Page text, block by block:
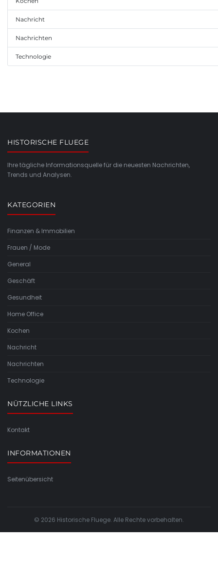
Nachricht
Nachrichten
Technologie
HISTORISCHE FLUEGE
Ihre tägliche Informationsquelle für die neuesten Nachrichten,
Trends und Analysen.
KATEGORIEN
Finanzen & Immobilien
Frauen / Mode
General
Geschäft
Gesundheit
Home Office
Kochen
Nachricht
Nachrichten
Technologie
NÜTZLICHE LINKS
Kontakt
INFORMATIONEN
Seitenübersicht
© 2026 Historische Fluege. Alle Rechte vorbehalten.